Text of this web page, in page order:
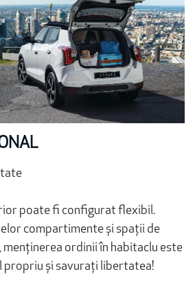
poate fi configurat flexibil.
compartimente și spații de
ordinii în habitaclu este
propriu și savurați libertatea!